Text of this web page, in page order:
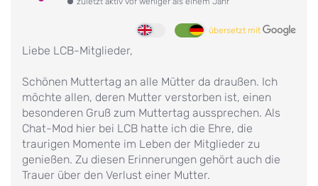
übersetzt mit
Liebe LCB-Mitglieder,
Schönen Muttertag an alle Mütter da draußen. Ich
möchte allen, deren Mutter verstorben ist, einen
besonderen Gruß zum Muttertag aussprechen. Als
Chat-Mod hier bei LCB hatte ich die Ehre, die
traurigen Momente im Leben der Mitglieder zu
genießen. Zu diesen Erinnerungen gehört auch die
Trauer über den Verlust einer Mutter.